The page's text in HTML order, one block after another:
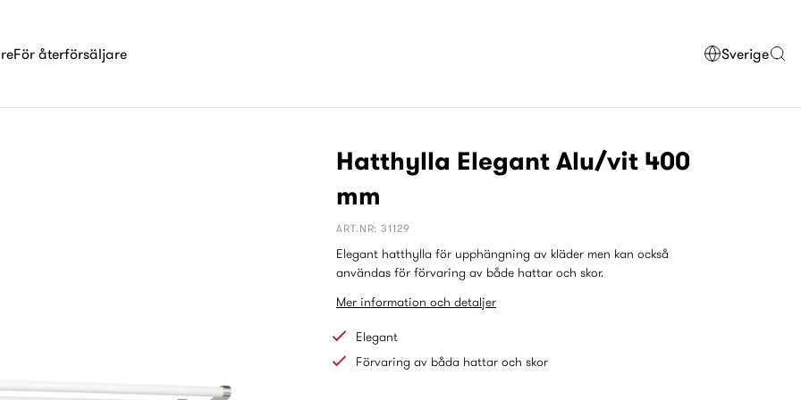
För återförsäljare Sverige
Hatthylla Elegant Alu/vit 400
mm
ART.NR: 31129
Elegant hatthylla för upphängning av kläder men kan också
användas för förvaring av både hattar och skor.
Mer information och detaljer
Elegant
Förvaring av båda hattar och skor